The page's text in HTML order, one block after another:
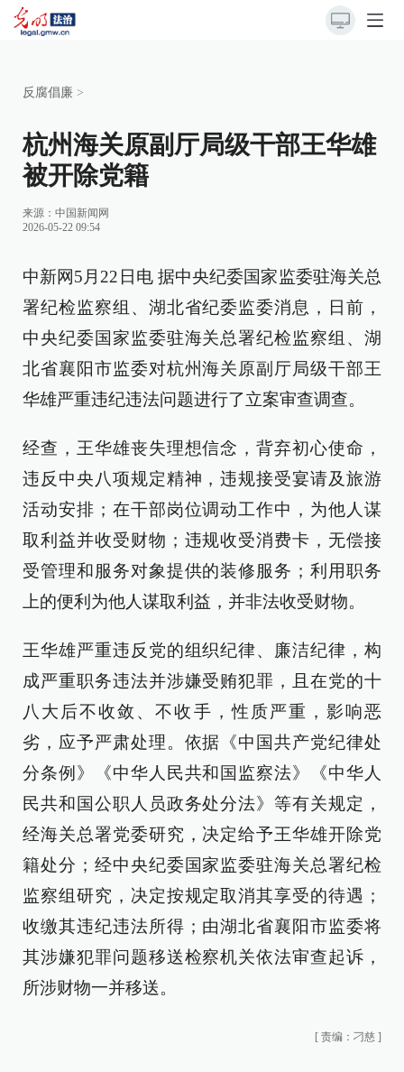
反腐倡廉 >
杭州海关原副厅局级干部王华雄
被开除党籍
来源： 中国新闻网
2026-05-22 09:54
中新网5月22日电 据中央纪委国家监委驻海关总
署纪检监察组、湖北省纪委监委消息，日前，
中央纪委国家监委驻海关总署纪检监察组、湖
北省襄阳市监委对杭州海关原副厅局级干部王
华雄严重违纪违法问题进行了立案审查调查。
经查，王华雄丧失理想信念，背弃初心使命，
违反中央八项规定精神，违规接受宴请及旅游
活动安排；在干部岗位调动工作中，为他人谋
取利益并收受财物；违规收受消费卡，无偿接
受管理和服务对象提供的装修服务；利用职务
上的便利为他人谋取利益，并非法收受财物。
王华雄严重违反党的组织纪律、廉洁纪律，构
成严重职务违法并涉嫌受贿犯罪，且在党的十
八大后不收敛、不收手，性质严重，影响恶
劣，应予严肃处理。依据《中国共产党纪律处
分条例》《中华人民共和国监察法》《中华人
民共和国公职人员政务处分法》等有关规定，
经海关总署党委研究，决定给予王华雄开除党
籍处分；经中央纪委国家监委驻海关总署纪检
监察组研究，决定按规定取消其享受的待遇；
收缴其违纪违法所得；由湖北省襄阳市监委将
其涉嫌犯罪问题移送检察机关依法审查起诉，
所涉财物一并移送。
[ 责编：刁慈 ]